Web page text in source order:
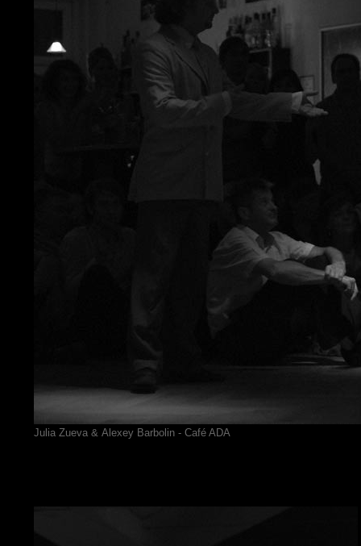
Julia Zueva & Alexey Barbolin - Café ADA